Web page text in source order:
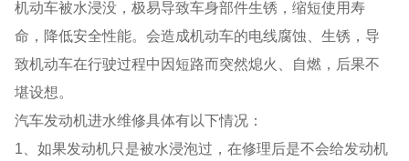
机动车被水浸没，极易导致车身部件生锈，缩短使用寿
命，降低安全性能。会造成机动车的电线腐蚀、生锈，导
致机动车在行驶过程中因短路而突然熄火、自燃，后果不
堪设想。
汽车发动机进水维修具体有以下情况：
1、如果发动机只是被水浸泡过，在修理后是不会给发动机